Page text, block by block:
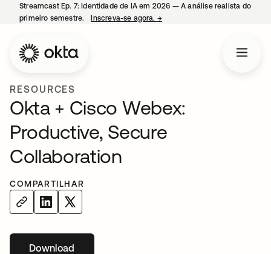
Streamcast Ep. 7: Identidade de IA em 2026 — A análise realista do
primeiro semestre.
Inscreva-se agora. →
RESOURCES
Okta + Cisco Webex:
Productive, Secure
Collaboration
COMPARTILHAR
Downloadabre em uma nova guia